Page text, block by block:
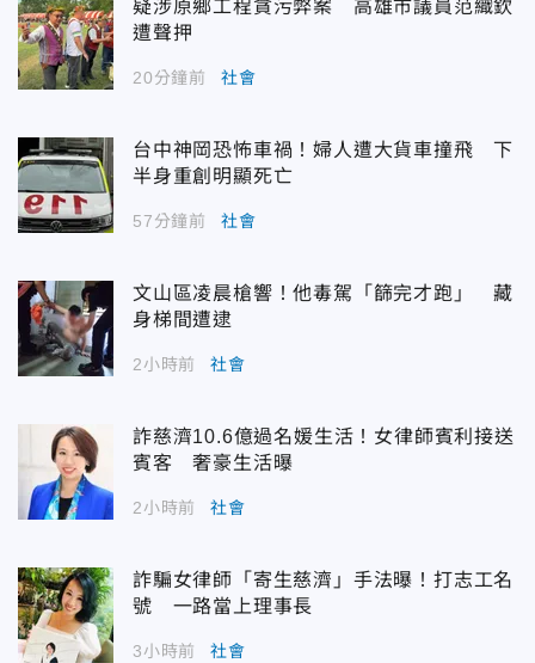
疑涉原鄉工程貪污弊案 高雄市議員范織欽
遭聲押
20分鐘前 社會
台中神岡恐怖車禍！婦人遭大貨車撞飛 下
半身重創明顯死亡
57分鐘前 社會
文山區凌晨槍響！他毒駕「篩完才跑」 藏
身梯間遭逮
2小時前 社會
詐慈濟10.6億過名媛生活！女律師賓利接送
賓客 奢豪生活曝
2小時前 社會
詐騙女律師「寄生慈濟」手法曝！打志工名
號 一路當上理事長
3小時前 社會